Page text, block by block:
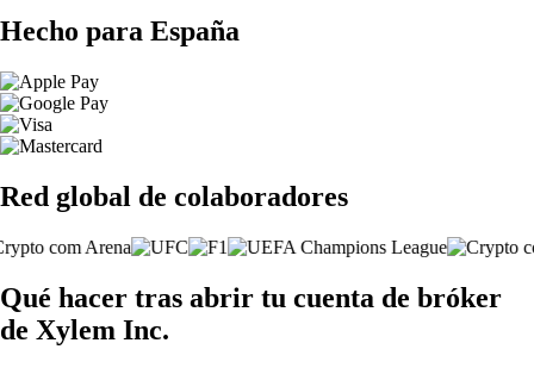
Hecho para España
Red global de colaboradores
Qué hacer tras abrir tu cuenta de bróker
de Xylem Inc.